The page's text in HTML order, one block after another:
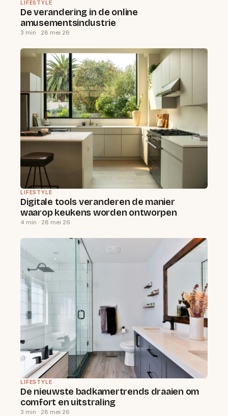
LIFESTYLE
De verandering in de online
amusementsindustrie
3 min · 28 mei 26
LIFESTYLE
Digitale tools veranderen de manier
waarop keukens worden ontworpen
4 min · 28 mei 26
LIFESTYLE
De nieuwste badkamertrends draaien om
comfort en uitstraling
3 min · 28 mei 26